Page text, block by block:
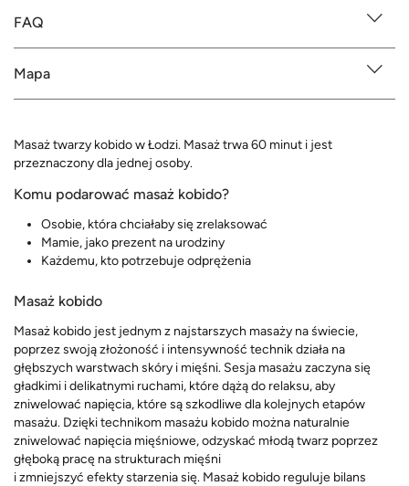
FAQ
Mapa
Masaż twarzy kobido w Łodzi. Masaż trwa 60 minut i jest
przeznaczony dla jednej osoby.
Komu podarować masaż kobido?
Osobie, która chciałaby się zrelaksować
Mamie, jako prezent na urodziny
Każdemu, kto potrzebuje odprężenia
Masaż kobido
Masaż kobido jest jednym z najstarszych masaży na świecie,
poprzez swoją złożoność i intensywność technik działa na
głębszych warstwach skóry i mięśni. Sesja masażu zaczyna się
gładkimi i delikatnymi ruchami, które dążą do relaksu, aby
zniwelować napięcia, które są szkodliwe dla kolejnych etapów
masażu. Dzięki technikom masażu kobido można naturalnie
zniwelować napięcia mięśniowe, odzyskać młodą twarz poprzez
głęboką pracę na strukturach mięśni
i zmniejszyć efekty starzenia się. Masaż kobido reguluje bilans